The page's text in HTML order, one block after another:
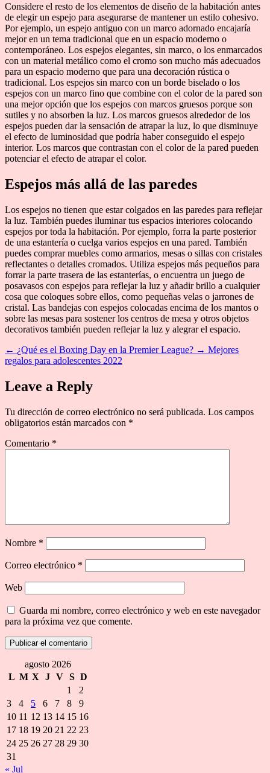
Considere el resto de los elementos de diseño de la habitación antes
de elegir un espejo para asegurarse de mantener un estilo cohesivo.
Por ejemplo, un espejo antiguo con un marco adornado encajaría
mejor en un tema tradicional que en un espacio moderno o
contemporáneo. Los espejos elegantes, sin marco, o los enmarcados
con un material metálico como el cromo son mucho más adecuados
para un espacio moderno que para una decoración rústica o
tradicional. Los espejos sin marco con un borde biselado o los
espejos con un marco fino que combine con el color de la pared son
una mejor opción que los espejos con marcos gruesos porque son
sutiles y no absorben la luz. Los marcos gruesos alrededor de los
espejos pueden dar la sensación de atrapar la luz, lo que disminuye
el efecto de luminosidad que podría haber conseguido el espejo
interior. Los marcos que contrastan con el color de la pared pueden
potenciar el efecto de atrapar el color.
Espejos más allá de las paredes
Los espejos no tienen que estar colgados en las paredes para reflejar
la luz. También puedes iluminar tus espacios interiores colocando
espejos por toda la habitación. Por ejemplo, forra la parte posterior
de una estantería o cuelga varios espejos en una pared. También
puedes comprar muebles como armarios, mesas o sillas con cristales
reflectantes o detalles cromados. Utiliza espejos más pequeños para
forrar la parte trasera de las estanterías, o encuentra un juego de
posavasos con espejos para reflejar la luz y añadir brillo a cualquier
cosa que coloques sobre ellos, como pequeñas velas o jarrones de
cristal. Las bandejas con espejos colocadas encima de los mantos o
sobre las mesas para sostener los centros de mesa y otros objetos
decorativos también pueden reflejar la luz y alegrar el espacio.
← ¿Qué es el Boxing Day en la Premier League? → Mejores
regalos para adolescentes 2022
Leave a Reply
Tu dirección de correo electrónico no será publicada. Los campos
obligatorios están marcados con *
Comentario *
Nombre *
Correo electrónico *
Web
Guarda mi nombre, correo electrónico y web en este navegador
para la próxima vez que comente.
agosto 2026
L M X J V S D
1
2
3
4 5 6 7 8
9
10 11 12 13 14 15 16
17 18 19 20 21 22 23
24 25 26 27 28 29 30
31
« Jul